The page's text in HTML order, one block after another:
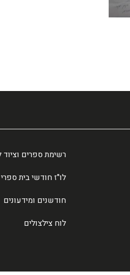
רשימת ספרים
לו"ז חודשי בית ספרי
חודשנים ומידעונים
לוח צילצולים